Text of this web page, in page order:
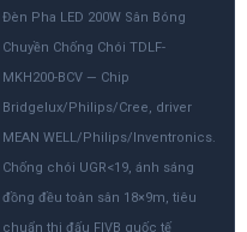
Đèn Pha LED 200W Sân Bóng
Chuyền Chống Chói TDLF-
MKH200-BCV — Chip
Bridgelux/Philips/Cree, driver
MEAN WELL/Philips/Inventronics.
Chống chói UGR<19, ánh sáng
đồng đều toàn sân 18×9m, tiêu
chuẩn thi đấu FIVB quốc tế